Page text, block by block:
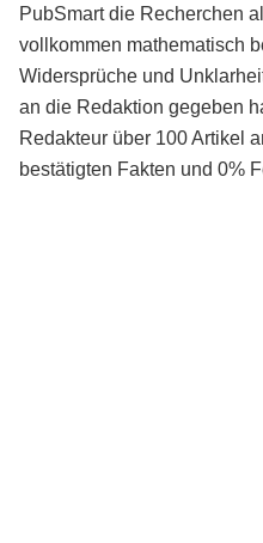
PubSmart die Recherchen
vollkommen mathematisch
Widersprüche und
an die Redaktion gegeben
Redakteur über 100 Artikel
bestätigten Fakten und 0%